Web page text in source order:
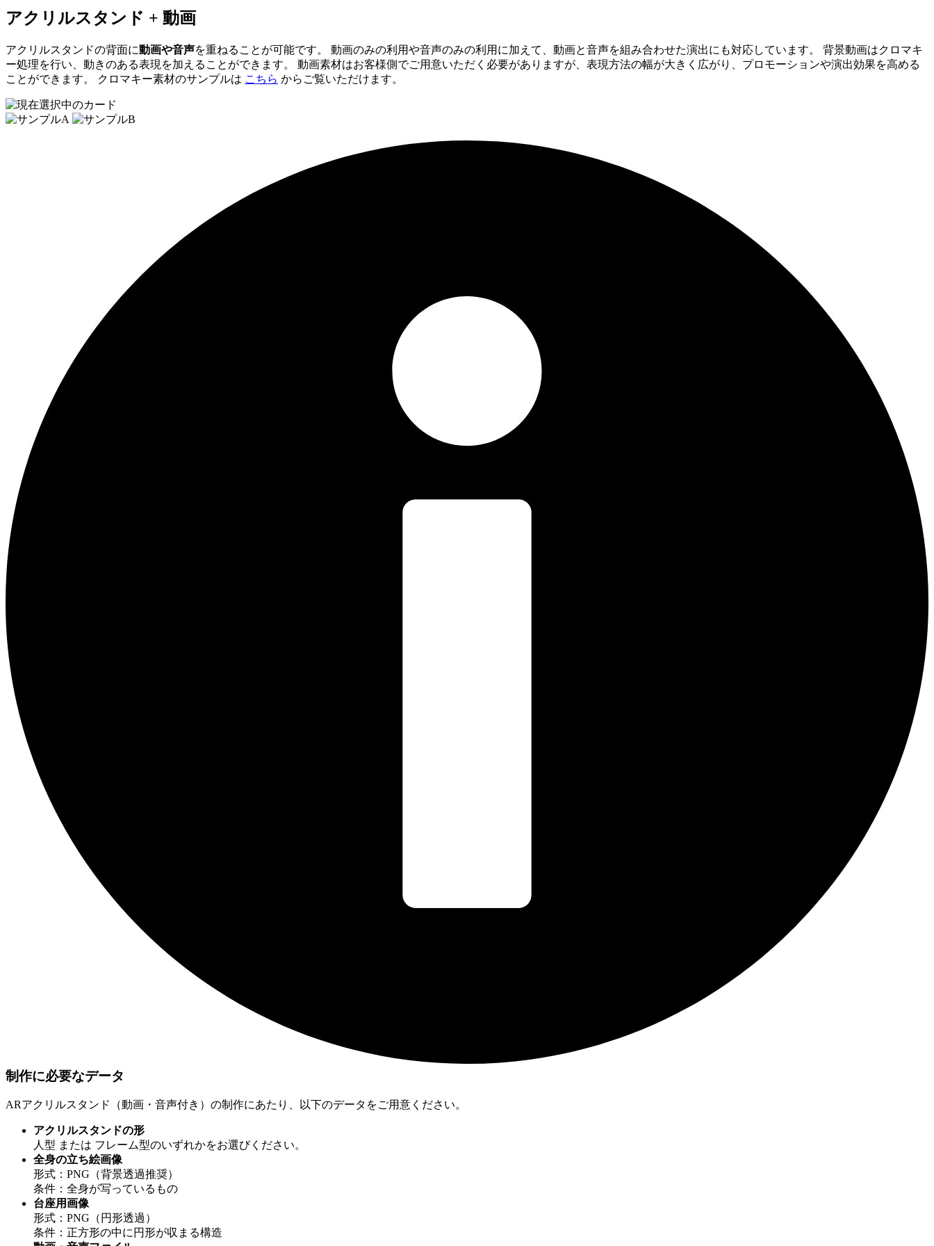
アクリルスタンド + 動画
アクリルスタンドの背面に動画や音声を重ねることが可能です。 動画のみの利用や音声のみの利用に加えて、動画と音声を組み合わせた演出にも対応しています。 背景動画はクロマキ
ー処理を行い、動きのある表現を加えることができます。 動画素材はお客様側でご用意いただく必要がありますが、表現方法の幅が大きく広がり、プロモーションや演出効果を高める
ことができます。 クロマキー素材のサンプルは こちら からご覧いただけます。
制作に必要なデータ
ARアクリルスタンド（動画・音声付き）の制作にあたり、以下のデータをご用意ください。
アクリルスタンドの形
人型 または フレーム型のいずれかをお選びください。
全身の立ち絵画像
形式：PNG（背景透過推奨）
条件：全身が写っているもの
台座用画像
形式：PNG（円形透過）
条件：正方形の中に円形が収まる構造